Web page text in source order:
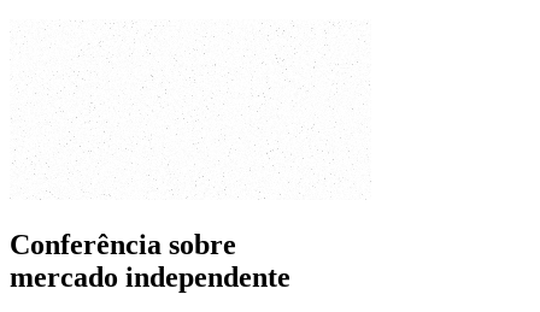
Conferência sobre
mercado independente